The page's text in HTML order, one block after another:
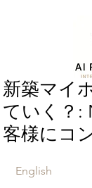
新築マイ
ていく？:
客様にコ
English